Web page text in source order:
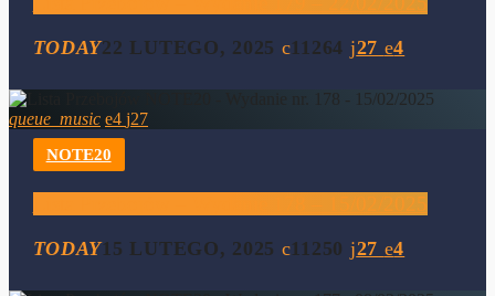
TODAY22 LUTEGO, 2025 11264 27 4
queue_music 4 27
NOTE20
Lista Przebojów – Wydanie 178 – 15/02/2025
TODAY15 LUTEGO, 2025 11250 27 4